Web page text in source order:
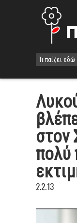
Τι παίζει εδώ
στον
πολύ
2.2.13